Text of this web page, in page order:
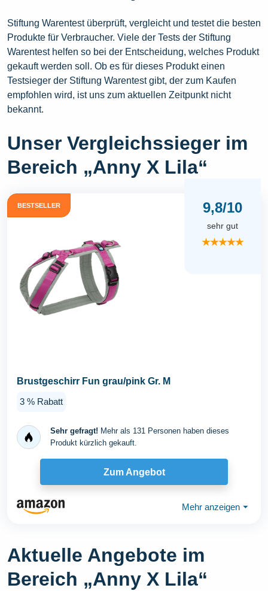
Stiftung Warentest überprüft, vergleicht und testet die besten
Produkte für Verbraucher. Viele der Tests der Stiftung
Warentest helfen so bei der Entscheidung, welches Produkt
gekauft werden soll. Ob es für dieses Produkt einen
Testsieger der Stiftung Warentest gibt, der zum Kaufen
empfohlen wird, ist uns zum aktuellen Zeitpunkt nicht
bekannt.
Unser Vergleichssieger im
Bereich „Anny X Lila“
BESTSELLER 9,8/10
sehr gut
★★★★★
Brustgeschirr Fun grau/pink Gr. M
3 % Rabatt
Sehr gefragt! Mehr als 131 Personen haben dieses
Produkt kürzlich gekauft.
Zum Angebot
Mehr anzeigen ⏷
Aktuelle Angebote im
Bereich „Anny X Lila“